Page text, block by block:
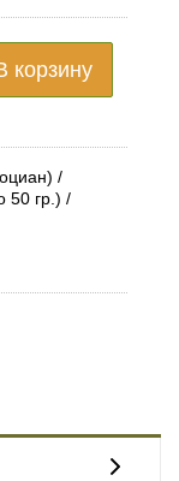
корзину
50 гр.)